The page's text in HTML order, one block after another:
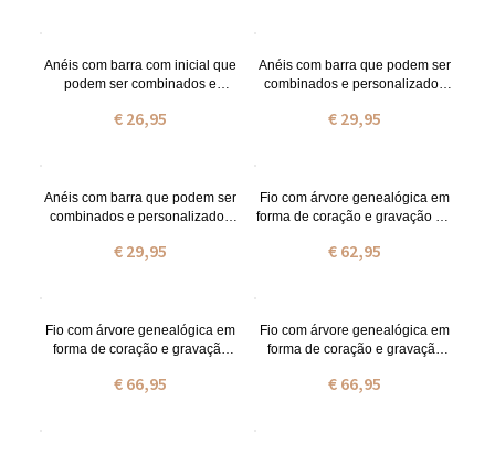
Anéis com barra com inicial que
podem ser combinados e
€ 26,95
Anéis com barra que podem ser
combinados e personalizados
€ 29,95
Anéis com barra que podem ser
combinados e personalizados
€ 29,95
Fio com árvore genealógica em
forma de coração e gravação em
zodiacais
€ 62,95
Fio com árvore genealógica em
forma de coração e gravação
pedras zodiacais
€ 66,95
Fio com árvore genealógica em
forma de coração e gravação
e pedras zodiacais
€ 66,95